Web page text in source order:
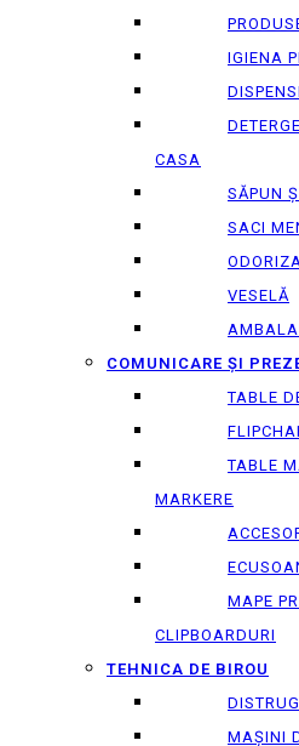
IGIENA
CASA
SĂPUN
SACI
VESELĂ
COMUNICARE ȘI
TABLE
TABLE
MARKERE
MAPE
CLIPBOARDURI
TEHNICA DE BIROU
MAȘINI